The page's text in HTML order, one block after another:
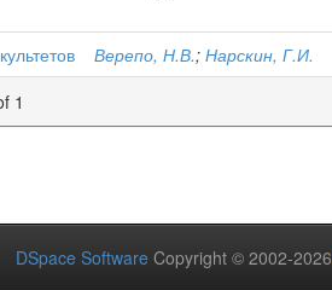
Верепо, Н.В.; Нарскин, Г.И.
1
DSpace Software Copyright © 2002-2026